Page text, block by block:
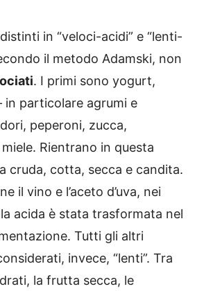
in “veloci-acidi” e “lenti-
il metodo Adamski, non
. I primi sono yogurt,
particolare agrumi e
peperoni, zucca,
Rientrano in questa
cruda, cotta, secca e candita.
il vino e l’aceto d’uva, nei
acida è stata trasformata nel
Tutti gli altri
invece, “lenti”. Tra
la frutta secca, le